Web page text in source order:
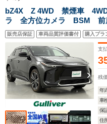
bZ4X Z 4WD 禁煙車
ラ 全方位カメラ BSM 前
ートベンチレーション JBL
ーズコントロール ダウンヒ
販売店保証 車両品質評価書付 購入プラ
支
残
年
車
保
住